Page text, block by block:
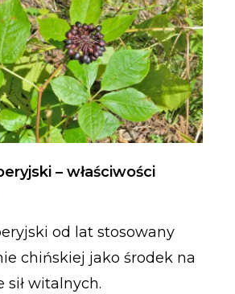
– właściwości
od lat stosowany
chińskiej jako środek na
witalnych.